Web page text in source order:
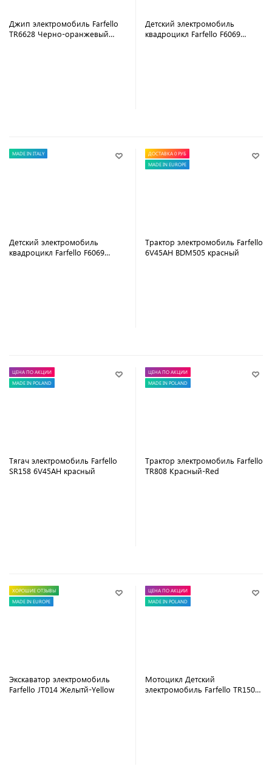
Джип электромобиль Farfello
TR6628 Черно-оранжевый
Детский электромобиль
квадроцикл Farfello F6069
MADE IN ITALY
Детский электромобиль
квадроцикл Farfello F6069
ДОСТАВКА 0 РУБ
MADE IN EUROPE
Трактор электромобиль Farfello
6V45AH BDM505 красный
ЦЕНА ПО АКЦИИ
MADE IN POLAND
Тягач электромобиль Farfello
SR158 6V45AH красный
ЦЕНА ПО АКЦИИ
MADE IN POLAND
Трактор электромобиль Farfello
TR808 Красный-Red
ХОРОШИЕ ОТЗЫВЫ
MADE IN EUROPE
Экскаватор электромобиль
Farfello JT014 Желытй-Yellow
ЦЕНА ПО АКЦИИ
MADE IN POLAND
Мотоцикл Детский
электромобиль Farfello TR1501